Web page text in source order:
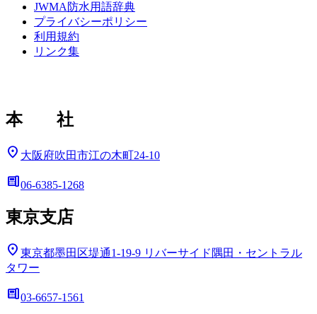
JWMA防水用語辞典
プライバシーポリシー
利用規約
リンク集
本 社
location_on 大阪府吹田市江の木町24-10
deskphone06-6385-1268
東京支店
location_on 東京都墨田区堤通1-19-9 リバーサイド隅田・セントラル
タワー
deskphone03-6657-1561